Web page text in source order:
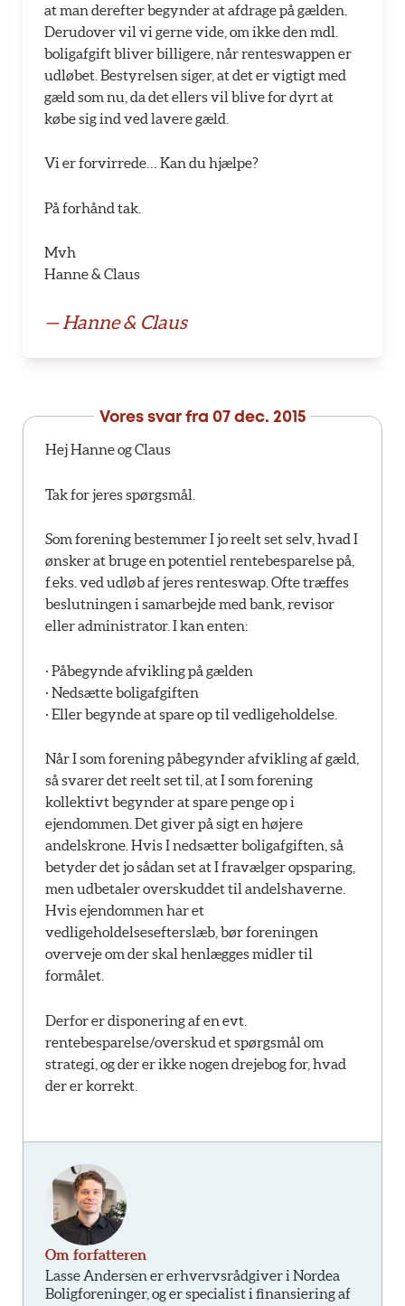
at man derefter begynder at afdrage på gælden.
Derudover vil vi gerne vide, om ikke den mdl.
boligafgift bliver billigere, når renteswappen er
udløbet. Bestyrelsen siger, at det er vigtigt med
gæld som nu, da det ellers vil blive for dyrt at
købe sig ind ved lavere gæld.
Vi er forvirrede… Kan du hjælpe?
På forhånd tak.
Mvh
Hanne & Claus
— Hanne & Claus
Vores svar fra 07 dec. 2015
Hej Hanne og Claus
Tak for jeres spørgsmål.
Som forening bestemmer I jo reelt set selv, hvad I
ønsker at bruge en potentiel rentebesparelse på,
f.eks. ved udløb af jeres renteswap. Ofte træffes
beslutningen i samarbejde med bank, revisor
eller administrator. I kan enten:
· Påbegynde afvikling på gælden
· Nedsætte boligafgiften
· Eller begynde at spare op til vedligeholdelse.
Når I som forening påbegynder afvikling af gæld,
så svarer det reelt set til, at I som forening
kollektivt begynder at spare penge op i
ejendommen. Det giver på sigt en højere
andelskrone. Hvis I nedsætter boligafgiften, så
betyder det jo sådan set at I fravælger opsparing,
men udbetaler overskuddet til andelshaverne.
Hvis ejendommen har et
vedligeholdelsesefterslæb, bør foreningen
overveje om der skal henlægges midler til
formålet.
Derfor er disponering af en evt.
rentebesparelse/overskud et spørgsmål om
strategi, og der er ikke nogen drejebog for, hvad
der er korrekt.
Om forfatteren
Lasse Andersen er erhvervsrådgiver i Nordea
Boligforeninger, og er specialist i finansiering af